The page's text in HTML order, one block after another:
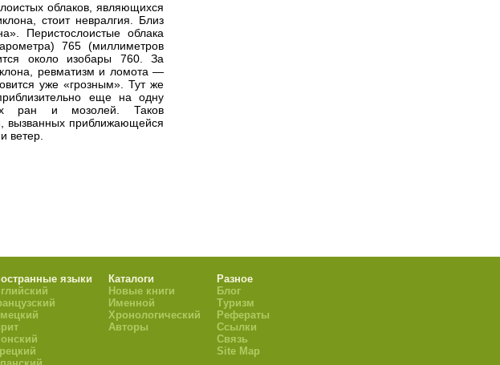
облаков, являющихся
стоит невралгия. Близ
Перистослоистые облака
765 (миллиметров
около изобары 760. За
ревматизм и ломота —
уже «грозным». Тут же
еще на одну
ран и мозолей. Таков
вызванных приближающейся
ветер.
языки
Каталоги
Новые книги
Именной
Хронологический
Авторы
Разное
Блог
Туризм
Рефераты
Ссылки
Связь
Site Map